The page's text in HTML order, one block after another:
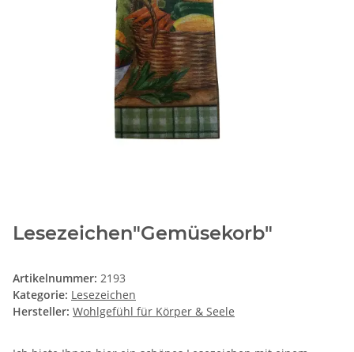
Lesezeichen"Gemüsekorb"
Artikelnummer: 2193
Kategorie: Lesezeichen
Hersteller: Wohlgefühl für Körper & Seele